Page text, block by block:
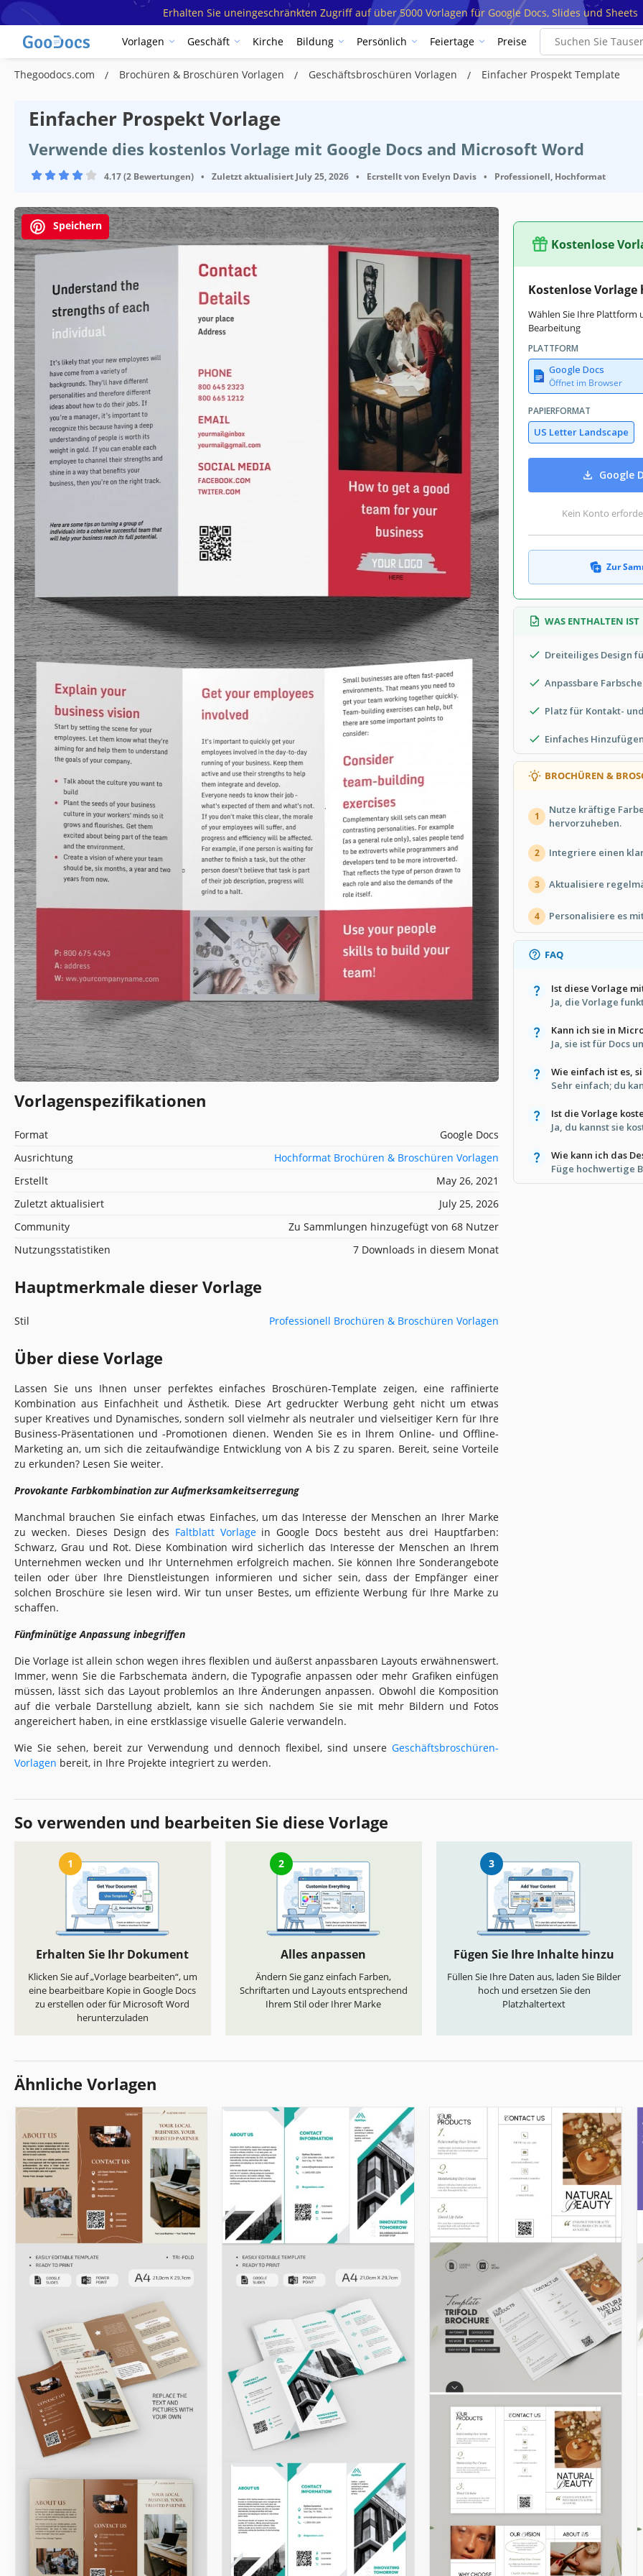
Erhalten Sie uneingeschränkten Zugriff auf über 5000 Vorlagen für Google Docs, Slides und Sheets
Vorlagen Geschäft Kirche Bildung Persönlich Feiertage Preise
Thegoodocs.com Brochüren & Broschüren Vorlagen Geschäftsbroschüren Vorlagen Einfacher Prospekt Template
Einfacher Prospekt Vorlage
Verwende dies kostenlos Vorlage mit Google Docs and Microsoft Word
4.17 (2 Bewertungen) • Zuletzt aktualisiert July 25, 2026 • Ecrstellt von Evelyn Davis • Professionell, Hochformat
Speichern
Vorlagenspezifikationen
Format
Google Docs
Ausrichtung
Hochformat Brochüren & Broschüren Vorlagen
Erstellt
May 26, 2021
Zuletzt aktualisiert
July 25, 2026
Community
Zu Sammlungen hinzugefügt von 68 Nutzer
Nutzungsstatistiken
7 Downloads in diesem Monat
Hauptmerkmale dieser Vorlage
Stil Professionell Brochüren & Broschüren Vorlagen
Über diese Vorlage
Lassen Sie uns Ihnen unser perfektes einfaches Broschüren-Template zeigen, eine raffinierte
Kombination aus Einfachheit und Ästhetik. Diese Art gedruckter Werbung geht nicht um etwas
super Kreatives und Dynamisches, sondern soll vielmehr als neutraler und vielseitiger Kern für Ihre
Business-Präsentationen und -Promotionen dienen. Wenden Sie es in Ihrem Online- und Offline-
Marketing an, um sich die zeitaufwändige Entwicklung von A bis Z zu sparen. Bereit, seine Vorteile
zu erkunden? Lesen Sie weiter.
Provokante Farbkombination zur Aufmerksamkeitserregung
Manchmal brauchen Sie einfach etwas Einfaches, um das Interesse der Menschen an Ihrer Marke
zu wecken. Dieses Design des Faltblatt Vorlagein Google Docs besteht aus drei Hauptfarben:
Schwarz, Grau und Rot. Diese Kombination wird sicherlich das Interesse der Menschen an Ihrem
Unternehmen wecken und Ihr Unternehmen erfolgreich machen. Sie können Ihre Sonderangebote
teilen oder über Ihre Dienstleistungen informieren und sicher sein, dass der Empfänger einer
solchen Broschüre sie lesen wird. Wir tun unser Bestes, um effiziente Werbung für Ihre Marke zu
schaffen.
Fünfminütige Anpassung inbegriffen
Die Vorlage ist allein schon wegen ihres flexiblen und äußerst anpassbaren Layouts erwähnenswert.
Immer, wenn Sie die Farbschemata ändern, die Typografie anpassen oder mehr Grafiken einfügen
müssen, lässt sich das Layout problemlos an Ihre Änderungen anpassen. Obwohl die Komposition
auf die verbale Darstellung abzielt, kann sie sich nachdem Sie sie mit mehr Bildern und Fotos
angereichert haben, in eine erstklassige visuelle Galerie verwandeln.
Wie Sie sehen, bereit zur Verwendung und dennoch flexibel, sind unsere Geschäftsbroschüren-
Vorlagen bereit, in Ihre Projekte integriert zu werden.
Kostenlose
Kostenlose
Wählen Sie Ihre Plattform
Bearbeitung
PLATTFORM
Google Docs
Öffnet im Browser
PAPIERFORMAT
US Letter Landscape
Google
Kein Konto
Zur
WAS ENTHALTEN IST
Dreiteiliges Design
Anpassbare
Platz für Kontakt-
Einfaches
BROCHÜREN &
1
Nutze kräftige
hervorzuheben.
2 Integriere einen
3 Aktualisiere
4 Personalisiere es
FAQ
Ist diese Vorlage
Ja, die Vorlage
Kann ich sie in
Ja, sie ist für Docs
Wie einfach ist es,
Sehr einfach; du
Ist die Vorlage
Ja, du kannst sie
Wie kann ich das
Füge hochwertige
So verwenden und bearbeiten Sie diese Vorlage
1
Erhalten Sie Ihr Dokument
Klicken Sie auf „Vorlage bearbeiten“, um
eine bearbeitbare Kopie in Google Docs
zu erstellen oder für Microsoft Word
herunterzuladen
2
Alles anpassen
Ändern Sie ganz einfach Farben,
Schriftarten und Layouts entsprechend
Ihrem Stil oder Ihrer Marke
3
Fügen Sie Ihre Inhalte hinzu
Füllen Sie Ihre Daten aus, laden Sie Bilder
hoch und ersetzen Sie den
Platzhaltertext
Ähnliche Vorlagen